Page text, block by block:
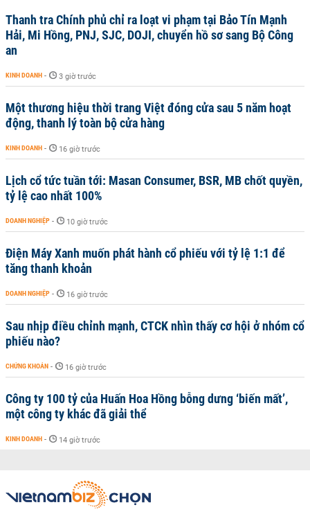
Thanh tra Chính phủ chỉ ra loạt vi phạm tại Bảo Tín Mạnh
Hải, Mi Hồng, PNJ, SJC, DOJI, chuyển hồ sơ sang Bộ Công
an
KINH DOANH - 3 giờ trước
Một thương hiệu thời trang Việt đóng cửa sau 5 năm hoạt
động, thanh lý toàn bộ cửa hàng
KINH DOANH - 16 giờ trước
Lịch cổ tức tuần tới: Masan Consumer, BSR, MB chốt quyền,
tỷ lệ cao nhất 100%
DOANH NGHIỆP - 10 giờ trước
Điện Máy Xanh muốn phát hành cổ phiếu với tỷ lệ 1:1 để
tăng thanh khoản
DOANH NGHIỆP - 16 giờ trước
Sau nhịp điều chỉnh mạnh, CTCK nhìn thấy cơ hội ở nhóm cổ
phiếu nào?
CHỨNG KHOÁN - 16 giờ trước
Công ty 100 tỷ của Huấn Hoa Hồng bỗng dưng ‘biến mất’,
một công ty khác đã giải thể
KINH DOANH - 14 giờ trước